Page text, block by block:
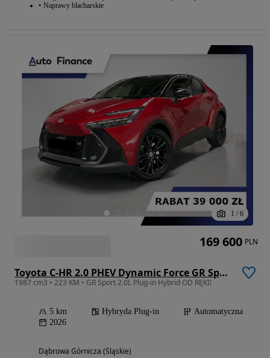
Naprawy blacharskie
1 / 6
Toyota C-HR 2.0 PHEV Dynamic Force GR Sport
1987 cm3 • 223 KM • GR Sport 2.0L Plug-in Hybrid OD RĘKI!
5 km Hybryda Plug-in
Automatyczna
2026
Dąbrowa Górnicza (Śląskie)
169 600 PLN